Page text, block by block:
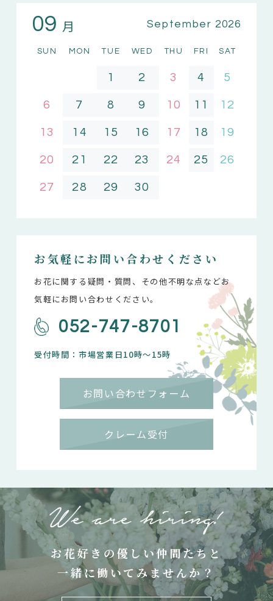
09 月 September 2026
SUN MON TUE WED THU FRI SAT
1 2 3 4 5
6 7 8 9 10 11 12
13 14 15 16 17 18 19
20 21 22 23 24 25 26
27 28 29 30
お気軽にお問い合わせください
お花に関する疑問・質問、その他不明な点などお
気軽にお問い合わせください。
052-747-8701
受付時間：市場営業日10時～15時
お問い合わせフォーム
クレーム受付
お花好きの優しい仲間たちと
一緒に働いてみませんか？